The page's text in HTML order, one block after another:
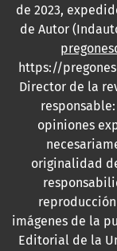
de 2023,
de Autor
https://
Director de la
opiniones
originalidad
imágenes de la
Editorial de la